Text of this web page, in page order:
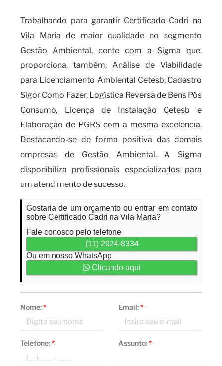
Trabalhando para garantir Certificado Cadri na
Vila Maria de maior qualidade no segmento
Gestão Ambiental, conte com a Sigma que,
proporciona, também, Análise de Viabilidade
para Licenciamento Ambiental Cetesb, Cadastro
Sigor Como Fazer, Logística Reversa de Bens Pós
Consumo, Licença de Instalação Cetesb e
Elaboração de PGRS com a mesma excelência.
Destacando-se de forma positiva das demais
empresas de Gestão Ambiental. A Sigma
disponibiliza profissionais especializados para
um atendimento de sucesso.
Gostaria de um orçamento ou entrar em contato
sobre Certificado Cadri na Vila Maria?
Fale conosco pelo telefone
(11) 2924-8334
Ou em nosso WhatsApp
Clicando aqui
Nome:* Email:*
Telefone:* Assunto:*